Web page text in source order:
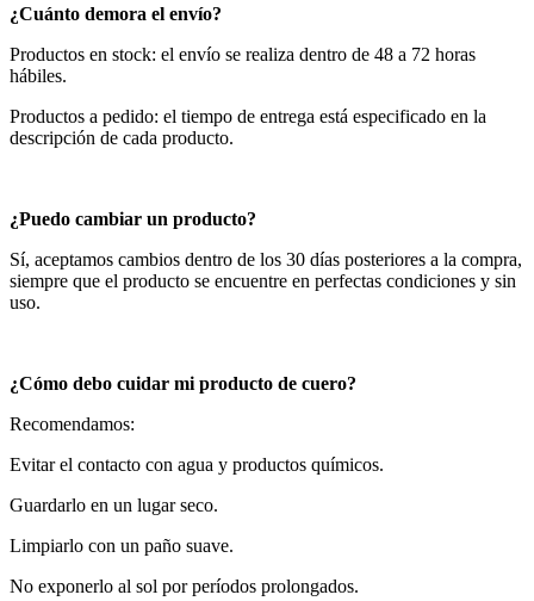
¿Cuánto demora el envío?
Productos en stock: el envío se realiza dentro de 48 a 72 horas
hábiles.
Productos a pedido: el tiempo de entrega está especificado en la
descripción de cada producto.
¿Puedo cambiar un producto?
Sí, aceptamos cambios dentro de los 30 días posteriores a la compra,
siempre que el producto se encuentre en perfectas condiciones y sin
uso.
¿Cómo debo cuidar mi producto de cuero?
Recomendamos:
Evitar el contacto con agua y productos químicos.
Guardarlo en un lugar seco.
Limpiarlo con un paño suave.
No exponerlo al sol por períodos prolongados.